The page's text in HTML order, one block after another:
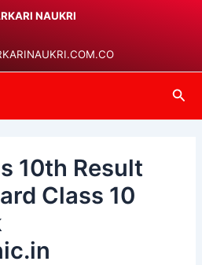
NAUKRI
10th Result
Class 10